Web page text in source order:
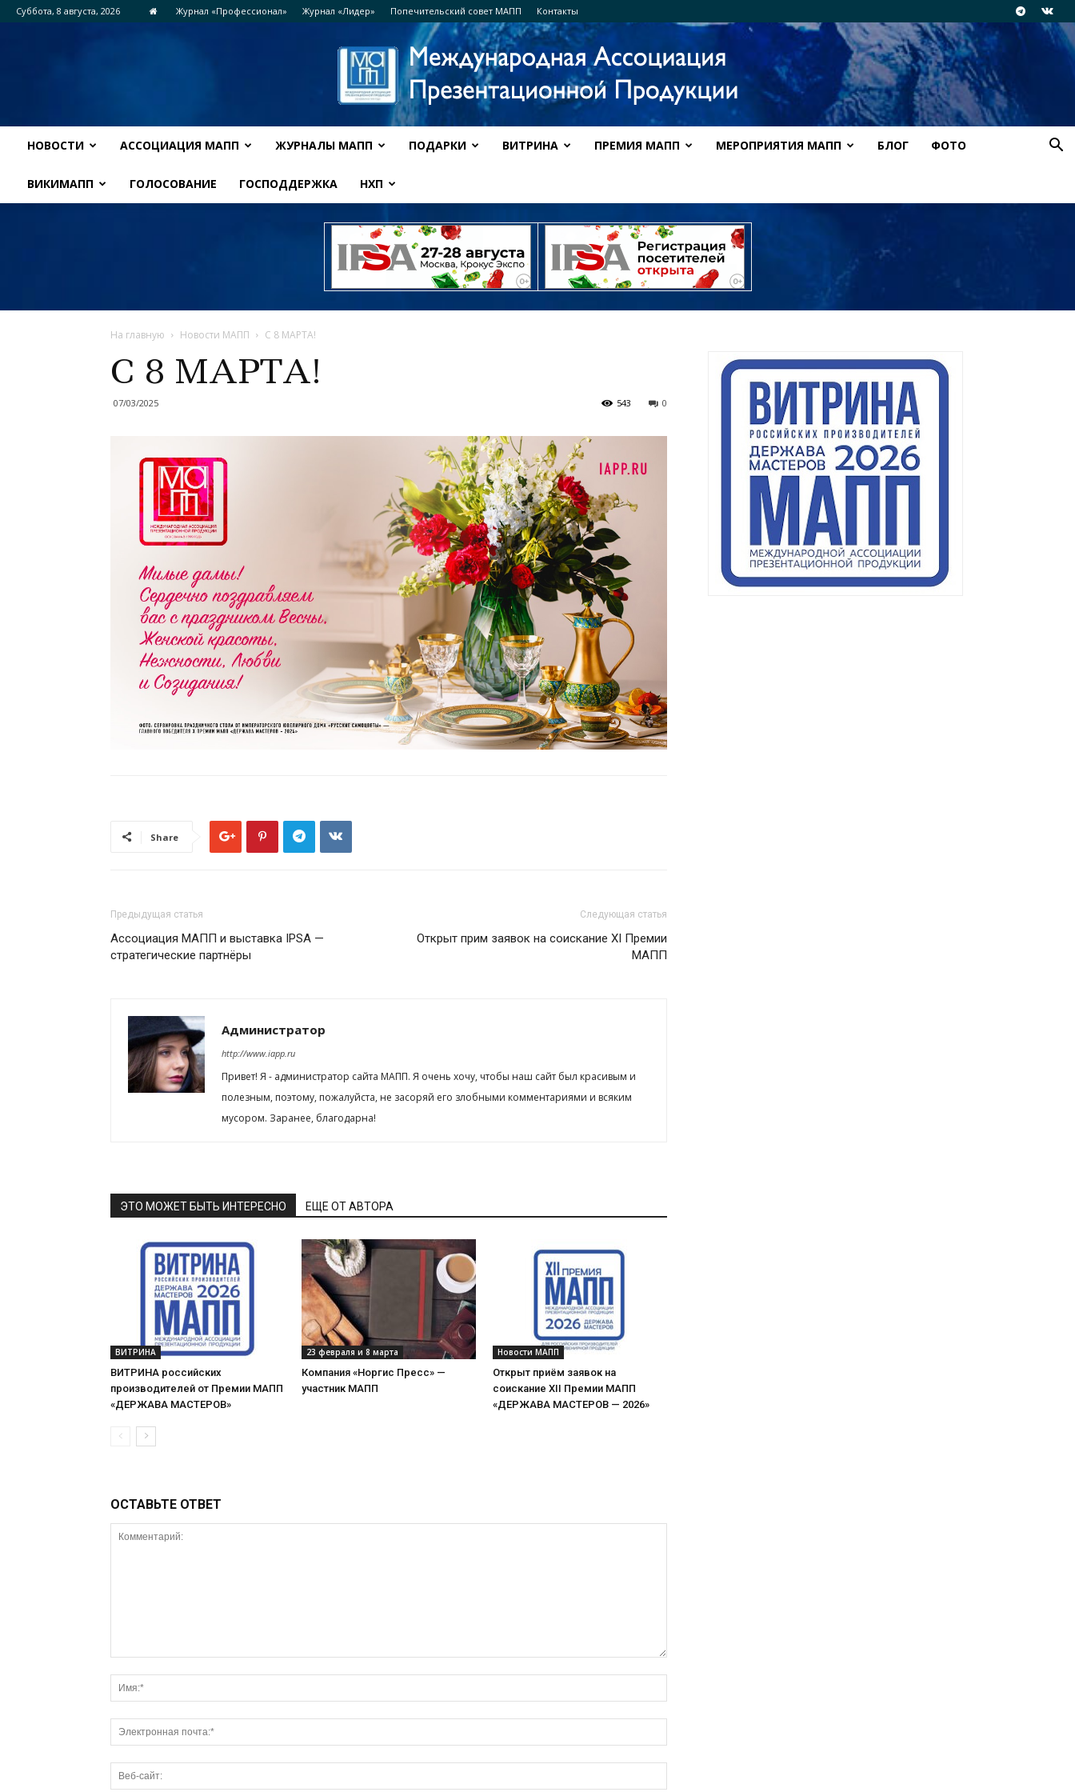
Суббота, 8 августа, 2026 Журнал «Профессионал» Журнал «Лидер» Попечительский совет МАПП Контакты
НОВОСТИ АССОЦИАЦИЯ МАПП ЖУРНАЛЫ МАПП ПОДАРКИ ВИТРИНА ПРЕМИЯ МАПП МЕРОПРИЯТИЯ МАПП БЛОГ ФОТО
ВИКИМАПП ГОЛОСОВАНИЕ ГОСПОДДЕРЖКА НХП
На главную Новости МАПП С 8 МАРТА!
С 8 МАРТА!
07/03/2025 0
543
Share
Предыдущая статья
Ассоциация МАПП и выставка IPSA —
стратегические партнёры
Следующая статья
Открыт прим заявок на соискание XI Премии
МАПП
Администратор
http://www.iapp.ru
Привет! Я - администратор сайта МАПП. Я очень хочу, чтобы наш сайт был красивым и
полезным, поэтому, пожалуйста, не засоряй его злобными комментариями и всяким
мусором. Заранее, благодарна!
ЭТО МОЖЕТ БЫТЬ ИНТЕРЕСНО ЕЩЕ ОТ АВТОРА
ВИТРИНА
ВИТРИНА российских
производителей от Премии МАПП
«ДЕРЖАВА МАСТЕРОВ»
23 февраля и 8 марта
Компания «Норгис Пресс» —
участник МАПП
Новости МАПП
Открыт приём заявок на
соискание XII Премии МАПП
«ДЕРЖАВА МАСТЕРОВ — 2026»
ОСТАВЬТЕ ОТВЕТ